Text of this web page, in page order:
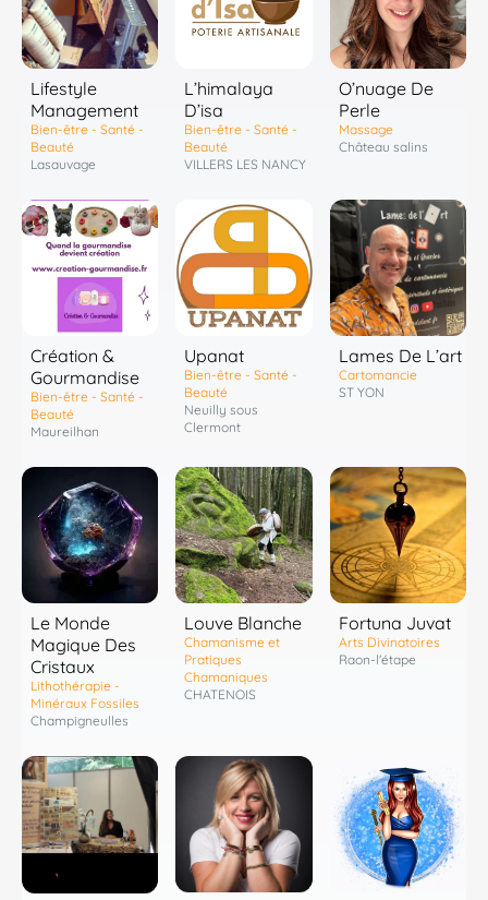
Lifestyle
Management
Bien-être - Santé -
Beauté
Lasauvage
L’himalaya
D’isa
Bien-être - Santé -
Beauté
VILLERS LES NANCY
O’nuage De
Perle
Massage
Château salins
Création &
Gourmandise
Bien-être - Santé -
Beauté
Maureilhan
Upanat
Bien-être - Santé -
Beauté
Neuilly sous
Clermont
Lames De L’art
Cartomancie
ST YON
Le Monde
Magique Des
Cristaux
Lithothérapie -
Minéraux Fossiles
Champigneulles
Louve Blanche
Chamanisme et
Pratiques
Chamaniques
CHATENOIS
Fortuna Juvat
Arts Divinatoires
Raon-l'étape